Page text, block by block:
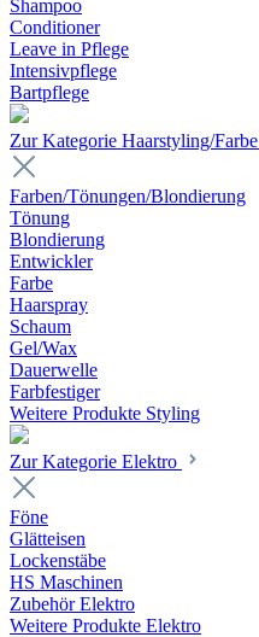
Shampoo
Conditioner
Leave in Pflege
Intensivpflege
Bartpflege
Zur Kategorie Haarstyling/Farbe
Farben/Tönungen/Blondierung
Tönung
Blondierung
Entwickler
Farbe
Haarspray
Schaum
Gel/Wax
Dauerwelle
Farbfestiger
Weitere Produkte Styling
Zur Kategorie Elektro
Föne
Glätteisen
Lockenstäbe
HS Maschinen
Zubehör Elektro
Weitere Produkte Elektro